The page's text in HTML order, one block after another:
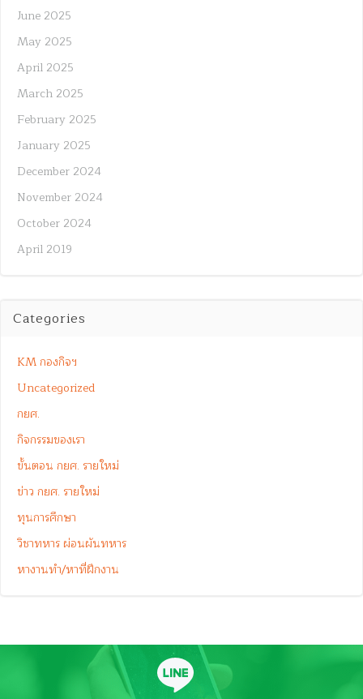
June 2025
May 2025
April 2025
March 2025
February 2025
January 2025
December 2024
November 2024
October 2024
April 2019
Categories
KM กองกิจฯ
Uncategorized
กยศ.
กิจกรรมของเรา
ขั้นตอน กยศ. รายใหม่
ข่าว กยศ. รายใหม่
ทุนการศึกษา
วิชาทหาร ผ่อนผันทหาร
หางานทำ/หาที่ฝึกงาน